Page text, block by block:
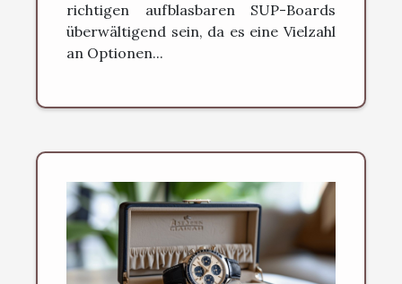
richtigen aufblasbaren SUP-Boards
überwältigend sein, da es eine Vielzahl
an Optionen...